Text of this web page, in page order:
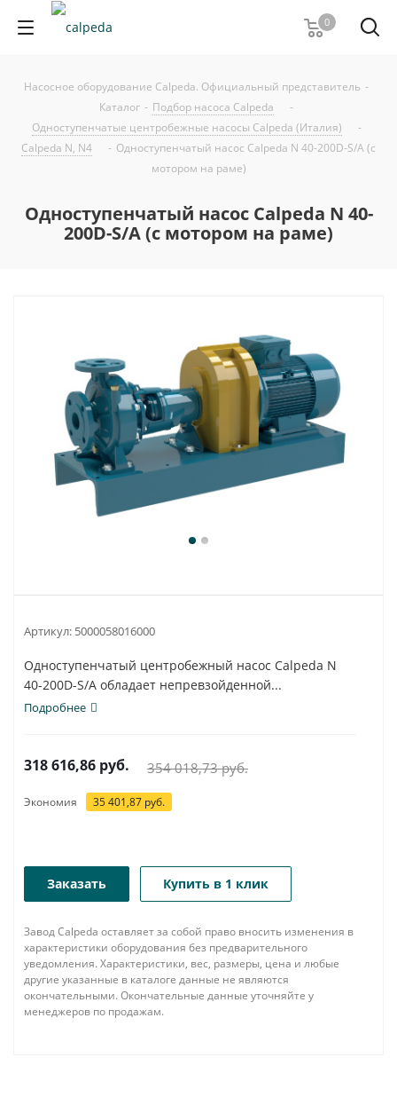
0
Насосное оборудование Calpeda. Официальный представитель -
Каталог - Подбор насоса Calpeda
-
Одноступенчатые центробежные насосы Calpeda (Италия)
-
Calpeda N, N4
- Одноступенчатый насос Calpeda N 40-200D-S/A (с
мотором на раме)
Одноступенчатый насос Calpeda N 40-
200D-S/A (с мотором на раме)
Артикул: 5000058016000
Одноступенчатый центробежный насос Calpeda N
40-200D-S/A обладает непревзойденной...
Подробнее
318 616,86 руб. 354 018,73руб.
Экономия 35 401,87 руб.
Заказать Купить в 1 клик
Завод Calpeda оставляет за собой право вносить изменения в
характеристики оборудования без предварительного
уведомления. Характеристики, вес, размеры, цена и любые
другие указанные в каталоге данные не являются
окончательными. Окончательные данные уточняйте у
менеджеров по продажам.